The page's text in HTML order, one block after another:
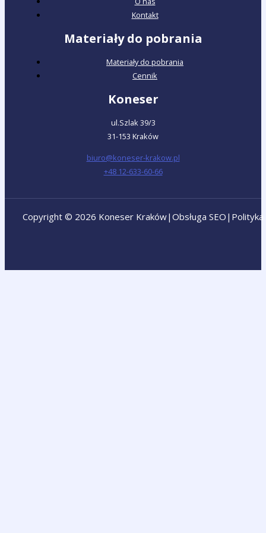
Kontakt
Materiały do pobrania
Materiały do pobrania
Cennik
Koneser
ul.Szlak 39/3
31-153 Kraków
biuro@koneser-krakow.pl
+48 12-633-60-66
Copyright © 2026 Koneser Kraków| Obsługa SEO |